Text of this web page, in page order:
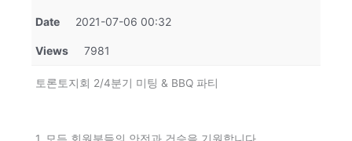
Date 2021-07-06 00:32
Views 7981
토론토지회 2/4분기 미팅 & BBQ 파티
1. 모든 회원분들의 안전과 건승을 기원합니다.